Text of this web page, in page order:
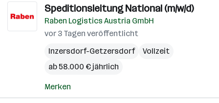
Speditionsleitung National (m/w/d)
Raben Logistics Austria GmbH
vor 3 Tagen veröffentlicht
Inzersdorf-Getzersdorf
Vollzeit
ab 58.000 € jährlich
Merken